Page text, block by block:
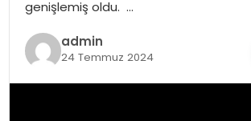
genişlemiş oldu. …
admin
24 Temmuz 2024